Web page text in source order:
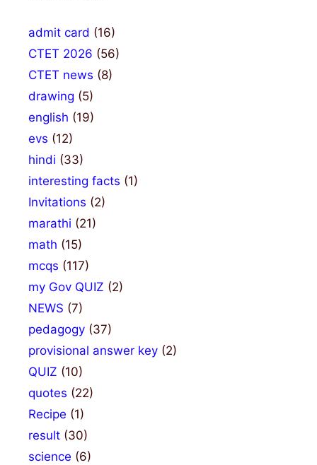
admit card (16)
CTET 2026 (56)
CTET news (8)
drawing (5)
english (19)
evs (12)
hindi (33)
interesting facts (1)
Invitations (2)
marathi (21)
math (15)
mcqs (117)
my Gov QUIZ (2)
NEWS (7)
pedagogy (37)
provisional answer key (2)
QUIZ (10)
quotes (22)
Recipe (1)
result (30)
science (6)